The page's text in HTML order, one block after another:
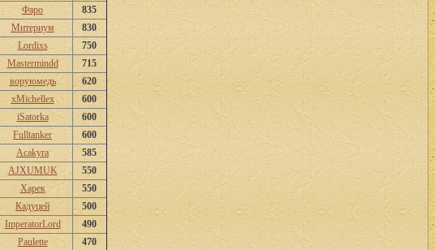
Фаро
835
Митериум
830
Lordixs
750
Mastermindd
715
воруюмедь
620
xMichellex
600
iSatorka
600
Fulltanker
600
Acakyra
585
AJXUMUK
550
Харек
550
Кадуцей
500
ImperatorLord
490
Paulette
470